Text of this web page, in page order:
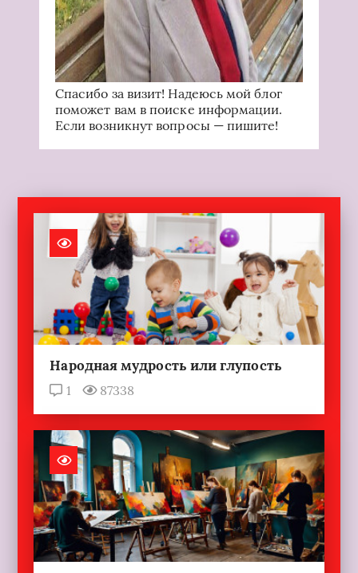
Спасибо за визит! Надеюсь мой блог
поможет вам в поиске информации.
Если возникнут вопросы — пишите!
Народная мудрость или глупость
1 87338